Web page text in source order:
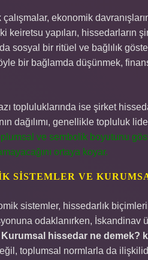
ekonomik
keiretsu yapıları, hissedarların
sosyal bir ritüel ve bağlılık
bir bağlamda düşünmek,
topluluklarında ise şirket
dağılımı, genellikle topluluk
ve sembolik boyutunu
ortaya koyar.
SISTEMLER VE
sistemler, hissedarlık
odaklanırken,
Kurumsal hissedar ne demek?
toplumsal normlarla da